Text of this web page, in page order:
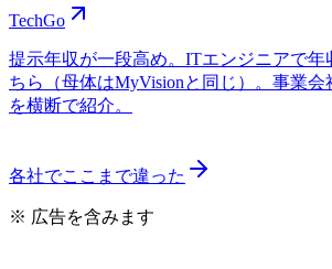
TechGo
提示年収が一段高め。ITエンジニアで年
ちら（母体はMyVisionと同じ）。事業
を横断で紹介。
各社でここまで違った
※ 広告を含みます